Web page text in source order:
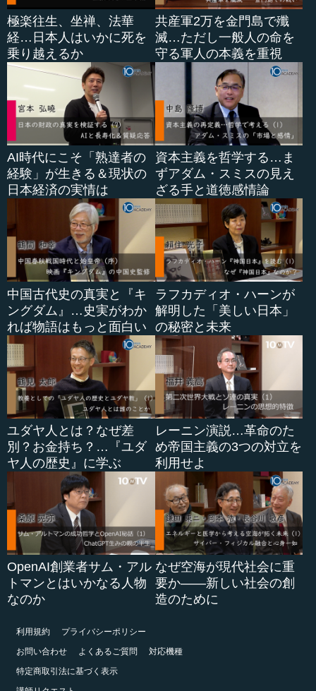
極楽往生、坐禅、法華
経…日本人はいかに死を
乗り越えるか
共産軍2万を金門島で殲
滅…ただし一般人の命を
守る軍人の本義を重視
AI時代にこそ「熟達者の
経験」が生きる＆現状の
日本経済の実情は
資本主義を哲学する…ま
ずアダム・スミスの見え
ざる手と道徳感情論
中国古代史の真実と『キ
ングダム』…史実がわか
れば物語はもっと面白い
ラフカディオ・ハーンが
解明した「美しい日本」
の秘密と未来
ユダヤ人とは？なぜ差
別？お金持ち？…『ユダ
ヤ人の歴史』に学ぶ
レーニン演説…革命のた
め帝国主義の3つの対立を
利用せよ
OpenAI創業者サム・アル
トマンとはいかなる人物
なのか
なぜ空海が現代社会に重
要か――新しい社会の創
造のために
利用規約
プライバシーポリシー
お問い合わせ
よくあるご質問
対応機種
特定商取引法に基づく表示